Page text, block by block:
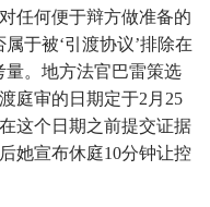
任何便于辩方做准备的
于被‘引渡协议’排除在
量。地方法官巴雷策选
庭审的日期定于2月25
这个日期之前提交证据
她宣布休庭10分钟让控